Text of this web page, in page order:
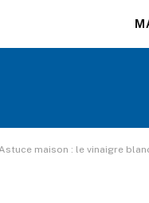
maison : le vinaigre